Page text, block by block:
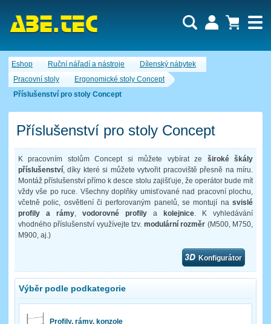
Eshop Ruční nářadí a nástroje
Dílenský nábytek
Pracovní stoly
Ergonomické stoly Concept
Příslušenství pro stoly Concept
Příslušenství pro stoly Concept
K pracovním stolům Concept si můžete vybírat ze široké škály
příslušenství , díky které si můžete vytvořit pracoviště přesně na míru.
Montáž příslušenství přímo k desce stolu zajišťuje, že operátor bude mít
vždy vše po ruce. Všechny doplňky umisťované nad pracovní plochu,
včetně polic, osvětlení či perforovaným panelů, se montují na svislé
profily a rámy
vodorovné profily a kolejnice . K vyhledávání
vhodného příslušenství využívejte tzv. modulární rozměr (M500, M750,
M900, aj.)
Konfigurátor
Výběr podle podkategorie
Profily, rámy, konzole
Nákupní košík je momentálně prázdný.
Cena celkem:0,00 CZK
Uživatel:
Heslo:
Zapomenuté heslo